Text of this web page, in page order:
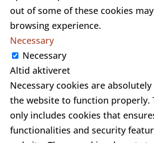
out of some of these cookies
browsing experience.
Necessary
Necessary
Altid aktiveret
Necessary cookies are
the website to function properly.
only includes cookies that
functionalities and security